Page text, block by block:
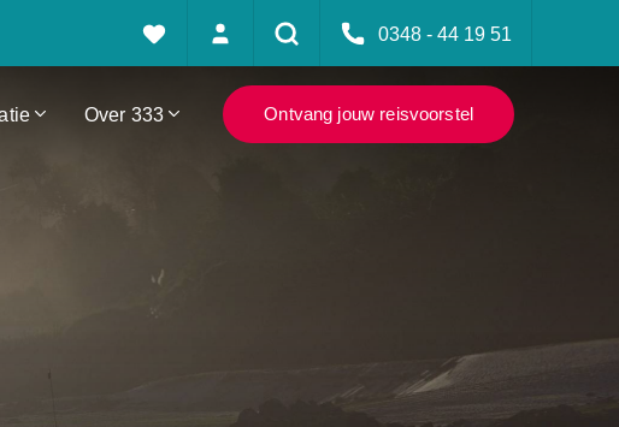
0348 - 44 19 51
Over 333 Ontvang jouw reisvoorstel